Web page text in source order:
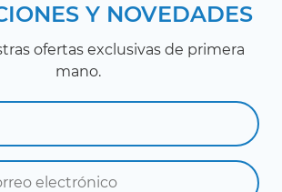
Y NOVEDADES
ofertas exclusivas de primera
mano.